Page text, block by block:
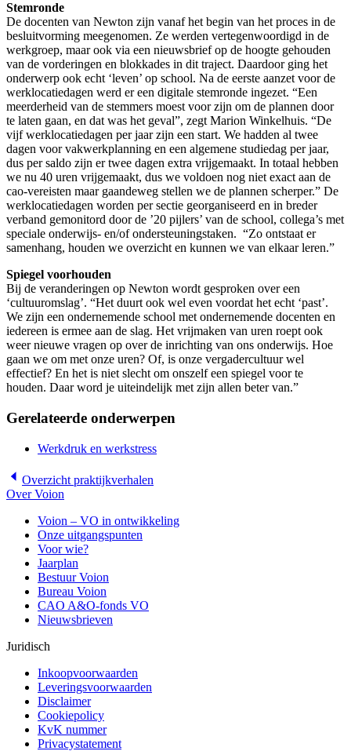
Stemronde
De docenten van Newton zijn vanaf het begin van het proces in de
besluitvorming meegenomen. Ze werden vertegenwoordigd in de
werkgroep, maar ook via een nieuwsbrief op de hoogte gehouden
van de vorderingen en blokkades in dit traject. Daardoor ging het
onderwerp ook echt ‘leven’ op school. Na de eerste aanzet voor de
werklocatiedagen werd er een digitale stemronde ingezet. “Een
meerderheid van de stemmers moest voor zijn om de plannen door
te laten gaan, en dat was het geval”, zegt Marion Winkelhuis. “De
vijf werklocatiedagen per jaar zijn een start. We hadden al twee
dagen voor vakwerkplanning en een algemene studiedag per jaar,
dus per saldo zijn er twee dagen extra vrijgemaakt. In totaal hebben
we nu 40 uren vrijgemaakt, dus we voldoen nog niet exact aan de
cao-vereisten maar gaandeweg stellen we de plannen scherper.” De
werklocatiedagen worden per sectie georganiseerd en in breder
verband gemonitord door de ’20 pijlers’ van de school, collega’s met
speciale onderwijs- en/of ondersteuningstaken. “Zo ontstaat er
samenhang, houden we overzicht en kunnen we van elkaar leren.”
Spiegel voorhouden
Bij de veranderingen op Newton wordt gesproken over een
‘cultuuromslag’. “Het duurt ook wel even voordat het echt ‘past’.
We zijn een ondernemende school met ondernemende docenten en
iedereen is ermee aan de slag. Het vrijmaken van uren roept ook
weer nieuwe vragen op over de inrichting van ons onderwijs. Hoe
gaan we om met onze uren? Of, is onze vergadercultuur wel
effectief? En het is niet slecht om onszelf een spiegel voor te
houden. Daar word je uiteindelijk met zijn allen beter van.”
Gerelateerde onderwerpen
Werkdruk en werkstress
Overzicht praktijkverhalen
Over Voion
Voion – VO in ontwikkeling
Onze uitgangspunten
Voor wie?
Jaarplan
Bestuur Voion
Bureau Voion
CAO A&O-fonds VO
Nieuwsbrieven
Juridisch
Inkoopvoorwaarden
Leveringsvoorwaarden
Disclaimer
Cookiepolicy
KvK nummer
Privacystatement